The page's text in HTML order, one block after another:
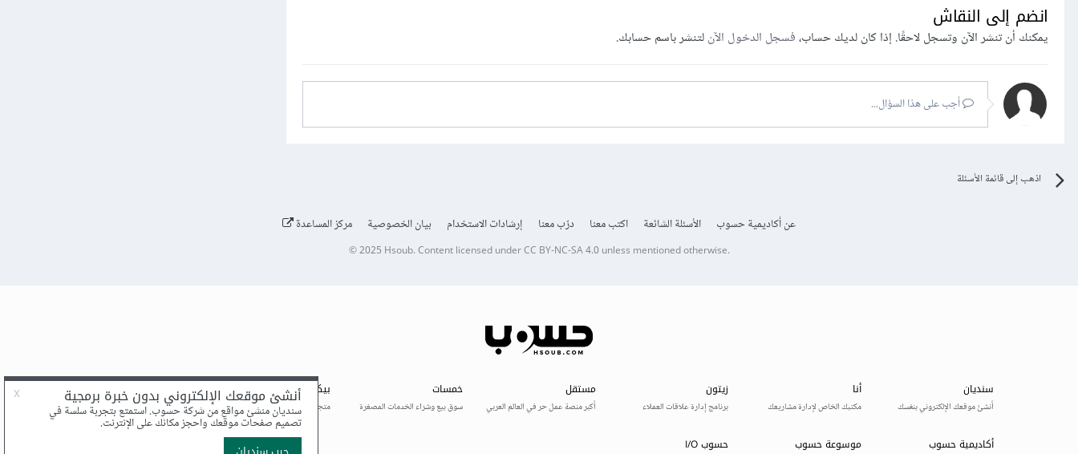
انضم إلى النقاش
يمكنك أن تنشر الآن وتسجل لاحقًا. إذا كان لديك حساب،فسجل الدخول الآنلتنشر باسم حسابك.
أجب على هذا السؤال...
اذهب إلى قائمة الأسئلة
عن أكاديمية حسوب الأسئلة الشائعة اكتب معنا درّب معنا إرشادات الاستخدام بيان الخصوصية مركز المساعدة
© 2025 Hsoub.Content licensed underCC BY-NC-SA 4.0unless mentioned otherwise.